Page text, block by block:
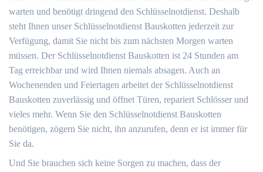
warten und benötigt dringend den Schlüsselnotdienst. Deshalb
steht Ihnen unser Schlüsselnotdienst Bauskotten jederzeit zur
Verfügung, damit Sie nicht bis zum nächsten Morgen warten
müssen. Der Schlüsselnotdienst Bauskotten ist 24 Stunden am
Tag erreichbar und wird Ihnen niemals absagen. Auch an
Wochenenden und Feiertagen arbeitet der Schlüsselnotdienst
Bauskotten zuverlässig und öffnet Türen, repariert Schlösser und
vieles mehr. Wenn Sie den Schlüsselnotdienst Bauskotten
benötigen, zögern Sie nicht, ihn anzurufen, denn er ist immer für
Sie da.
Und Sie brauchen sich keine Sorgen zu machen, dass der